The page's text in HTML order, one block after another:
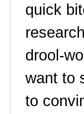
quick
drool-
want to
to